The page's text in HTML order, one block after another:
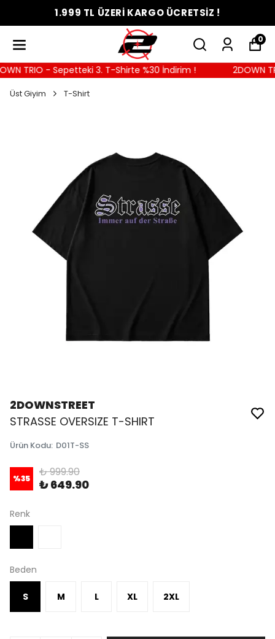
1.999 TL ÜZERİ KARGO ÜCRETSİZ !
0
TRIO - Sepetteki 3. T-Shirte %30 İndirim ! 2DOWN
Üst Giyim T-Shirt
2DOWNSTREET
STRASSE OVERSIZE T-SHIRT
Ürün Kodu: D01T-SS
%35 ₺ 999.90
₺ 649.90
Renk
Beden
S M L XL 2XL